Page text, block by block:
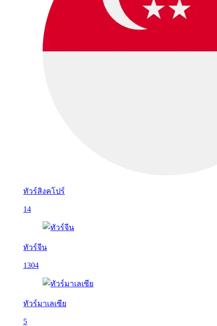
ทัวร์สิงคโปร์
14
ทัวร์จีน
1304
ทัวร์มาเลเซีย
5